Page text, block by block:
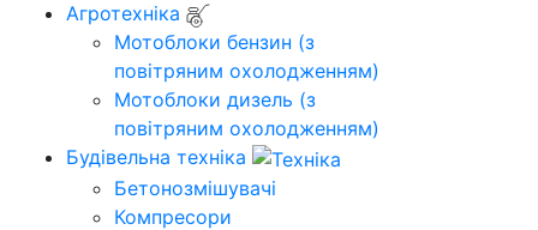
Агротехніка
Мотоблоки бензин (з
повітряним охолодженням)
Мотоблоки дизель (з
повітряним охолодженням)
Будівельна техніка
Бетонозмішувачі
Компресори